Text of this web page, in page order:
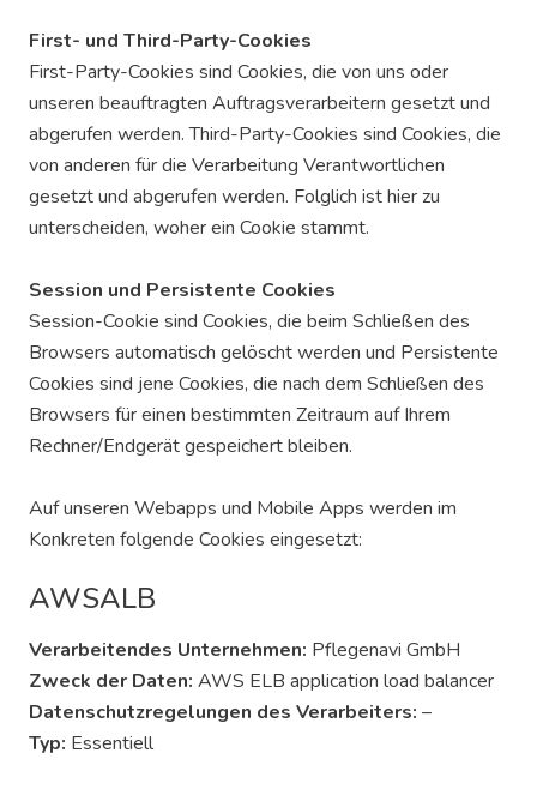
First- und Third-Party-Cookies
First-Party-Cookies sind Cookies, die von uns oder
unseren beauftragten Auftragsverarbeitern gesetzt und
abgerufen werden. Third-Party-Cookies sind Cookies, die
von anderen für die Verarbeitung Verantwortlichen
gesetzt und abgerufen werden. Folglich ist hier zu
unterscheiden, woher ein Cookie stammt.
Session und Persistente Cookies
Session-Cookie sind Cookies, die beim Schließen des
Browsers automatisch gelöscht werden und Persistente
Cookies sind jene Cookies, die nach dem Schließen des
Browsers für einen bestimmten Zeitraum auf Ihrem
Rechner/Endgerät gespeichert bleiben.
Auf unseren Webapps und Mobile Apps werden im
Konkreten folgende Cookies eingesetzt:
AWSALB
Verarbeitendes Unternehmen: Pflegenavi GmbH
Zweck der Daten: AWS ELB application load balancer
Datenschutzregelungen des Verarbeiters: –
Typ: Essentiell